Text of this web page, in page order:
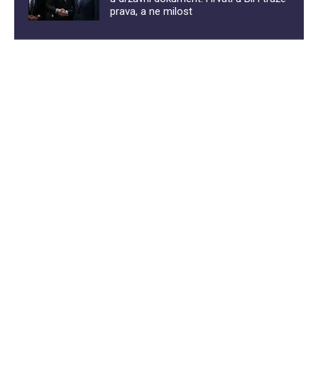
prava, a ne milost